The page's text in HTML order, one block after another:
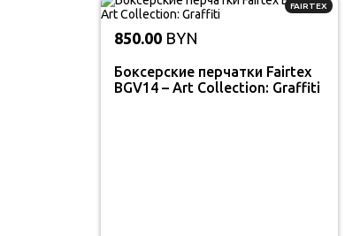
FAIRTEX
850.00 BYN
Боксерские перчатки Fairtex
BGV14 – Art Collection: Graffiti